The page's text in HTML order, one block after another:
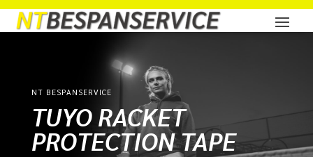
NT BESPANSERVICE
TUYO RACKET
PROTECTION TAPE